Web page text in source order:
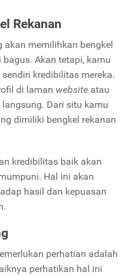
Rekanan
akan memilihkan bengkel
Akan tetapi, kamu
kredibilitas mereka.
di laman website atau
Dari situ kamu
dimiliki bengkel rekanan
kredibilitas baik akan
Hal ini akan
hasil dan kepuasan
perhatian adalah
perhatikan hal ini